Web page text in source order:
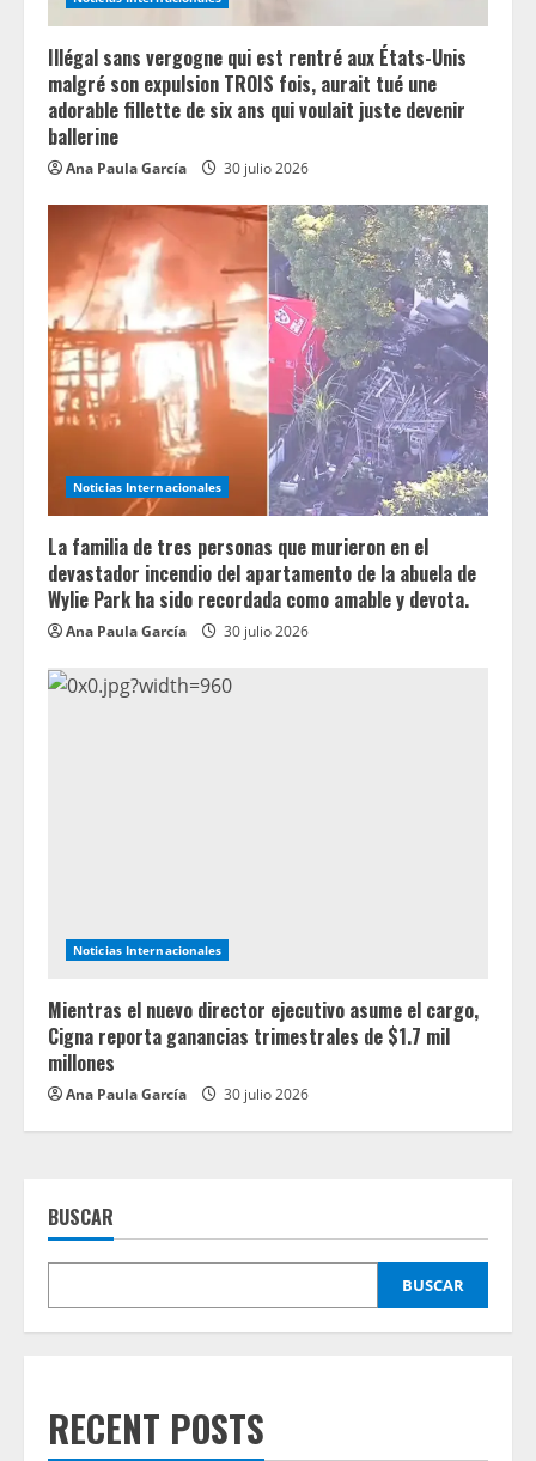
g
Illégal sans vergogne qui est rentré aux États-Unis
malgré son expulsion TROIS fois, aurait tué une
adorable fillette de six ans qui voulait juste devenir
ballerine
Ana Paula García 30 julio 2026
Noticias Internacionales
La familia de tres personas que murieron en el
devastador incendio del apartamento de la abuela de
Wylie Park ha sido recordada como amable y devota.
Ana Paula García 30 julio 2026
Noticias Internacionales
Mientras el nuevo director ejecutivo asume el cargo,
Cigna reporta ganancias trimestrales de $1.7 mil
millones
Ana Paula García 30 julio 2026
BUSCAR
BUSCAR
RECENT POSTS